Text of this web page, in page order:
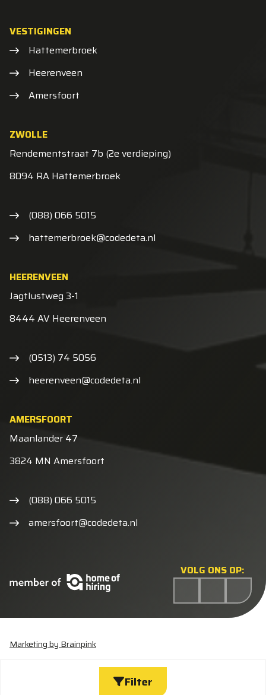
Filter
VOLG ONS OP:
VESTIGINGEN
Hattemerbroek
Heerenveen
Amersfoort
ZWOLLE
Rendementstraat 7b (2e verdieping)
8094 RA Hattemerbroek
(088) 066 5015
hattemerbroek@codedeta.nl
HEERENVEEN
Jagtlustweg 3-1
8444 AV Heerenveen
(0513) 74 5056
heerenveen@codedeta.nl
AMERSFOORT
Maanlander 47
3824 MN Amersfoort
(088) 066 5015
amersfoort@codedeta.nl
Algemene voorwaarden
Privacyverklaring
Marketing by Brainpink